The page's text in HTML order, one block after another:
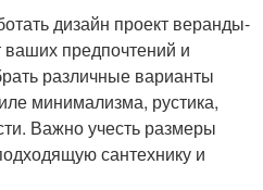
дизайн проект веранды-
ваших предпочтений и
различные варианты
минимализма, рустика,
Важно учесть размеры
сантехнику и